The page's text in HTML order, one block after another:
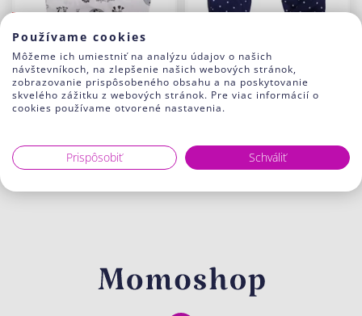
Dupačky pre kojenca
Zebra sivá
BABY polodupačky Dots
Blue
Používame cookies
Môžeme ich umiestniť na analýzu údajov o našich
návštevníkoch, na zlepšenie našich webových stránok,
zobrazovanie prispôsobeného obsahu a na poskytovanie
skvelého zážitku z webových stránok. Pre viac informácií o
cookies používame otvorené nastavenia.
Prispôsobiť Schváliť